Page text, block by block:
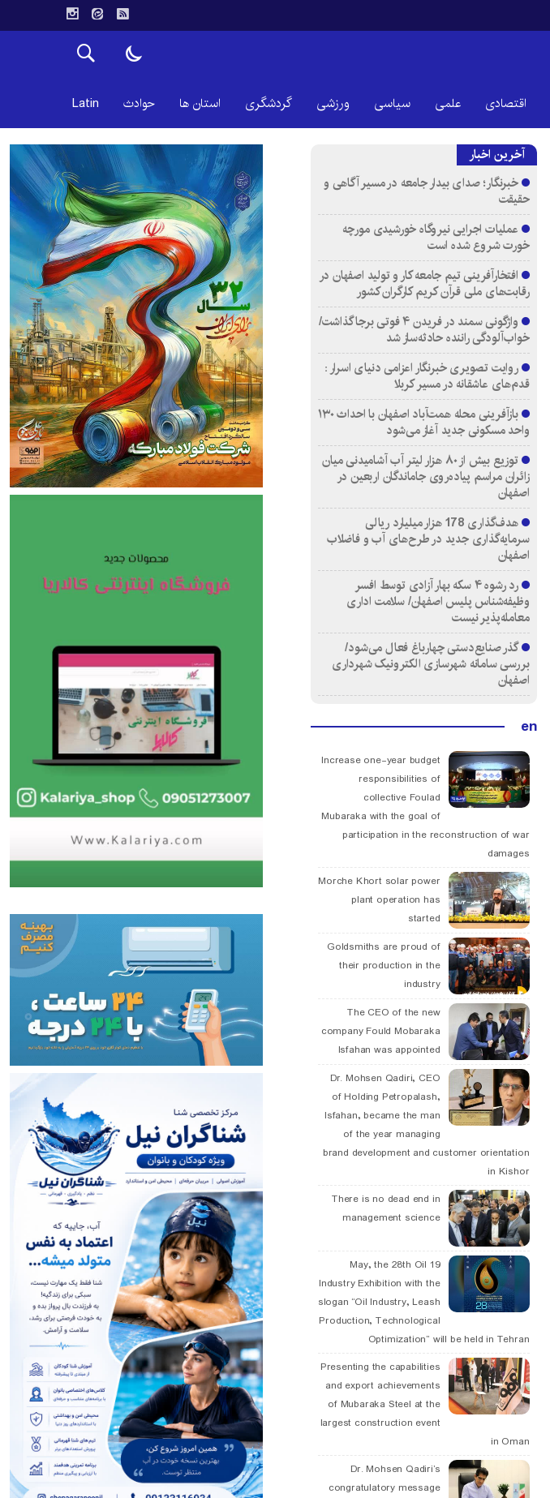
اقتصادی علمی سیاسی ورزشی گردشگری استان ها حوادث Latin
آخرین اخبار
خبرنگار؛ صدای بیدار جامعه در مسیر آگاهی و
حقیقت
عملیات اجرایی نیروگاه خورشیدی مورچه
خورت شروع شده است
افتخارآفرینی تیم جامعه کار و تولید اصفهان در
رقابت‌های ملی قرآن کریم کارگران کشور
واژگونی سمند در فریدن ۴ فوتی برجا گذاشت/
خواب‌آلودگی راننده حادثه‌ساز شد
روایت تصویری خبرنگار اعزامی دنیای اسرار :
قدم‌های عاشقانه در مسیر کربلا
بازآفرینی محله همت‌آباد اصفهان با احداث ۱۳۰
واحد مسکونی جدید آغاز می‌شود
توزیع بیش از ۸۰ هزار لیتر آب آشامیدنی میان
زائران مراسم پیاده‌روی جاماندگان اربعین در
اصفهان
هدف‌گذاری 178 هزار میلیارد ریالی
سرمایه‌گذاری جدید در طرح‌های آب و فاضلاب
اصفهان
رد رشوه ۴ سکه بهار آزادی توسط افسر
وظیفه‌شناس پلیس اصفهان/ سلامت اداری
معامله‌پذیر نیست
گذر صنایع‌دستی چهارباغ فعال می‌شود/
بررسی سامانه شهرسازی الکترونیک شهرداری
اصفهان
en
Increase one-year budget
responsibilities of
collective Foulad
Mubaraka with the goal of
participation in the reconstruction of war
damages
Morche Khort solar power
plant operation has
started
Goldsmiths are proud of
their production in the
industry
The CEO of the new
company Fould Mobaraka
Isfahan was appointed
Dr. Mohsen Qadiri, CEO
of Holding Petropalash,
Isfahan, became the man
of the year managing
brand development and customer orientation
in Kishor
There is no dead end in
management science
19 May, the 28th Oil
Industry Exhibition with the
slogan “Oil Industry, Leash
Production, Technological
Optimization” will be held in Tehran
Presenting the capabilities
and export achievements
of Mubaraka Steel at the
largest construction event
in Oman
Dr. Mohsen Qadiri’s
congratulatory message